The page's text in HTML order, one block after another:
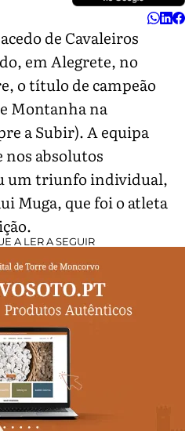
de Cavaleiros
em Alegrete, no
o título de campeão
Montanha na
a Subir). A equipa
absolutos
um triunfo individual,
Muga, que foi o atleta
A LER A SEGUIR